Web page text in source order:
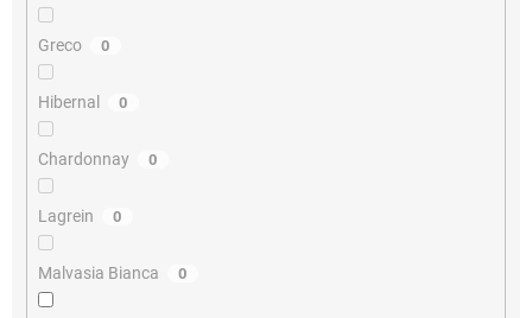
Greco 0
Hibernal 0
Chardonnay 0
Lagrein 0
Malvasia Bianca 0